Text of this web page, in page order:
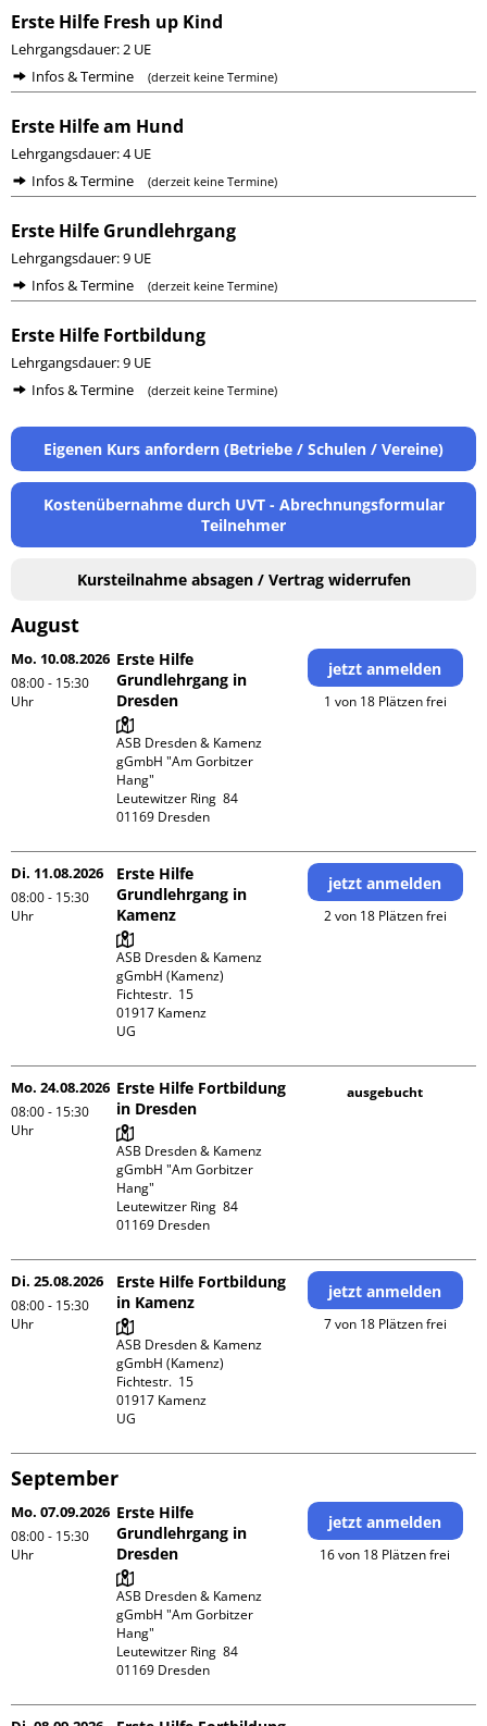
Erste Hilfe Fresh up Kind
Lehrgangsdauer: 2 UE
Infos & Termine
(derzeit keine Termine)
Erste Hilfe am Hund
Lehrgangsdauer: 4 UE
Infos & Termine
(derzeit keine Termine)
Erste Hilfe Grundlehrgang
Lehrgangsdauer: 9 UE
Infos & Termine
(derzeit keine Termine)
Erste Hilfe Fortbildung
Lehrgangsdauer: 9 UE
Infos & Termine
(derzeit keine Termine)
Eigenen Kurs anfordern (Betriebe / Schulen / Vereine)
Kostenübernahme durch UVT - Abrechnungsformular
Teilnehmer
Kursteilnahme absagen / Vertrag widerrufen
August
Mo. 10.08.2026
08:00 - 15:30
Uhr
Erste Hilfe
Grundlehrgang in
Dresden
ASB Dresden & Kamenz
gGmbH "Am Gorbitzer
Hang"
Leutewitzer Ring  84
jetzt anmelden
1 von 18 Plätzen frei
Di. 11.08.2026
08:00 - 15:30
Uhr
Erste Hilfe
Grundlehrgang in
Kamenz
ASB Dresden & Kamenz
gGmbH (Kamenz)
Fichtestr.  15
01917 Kamenz
UG
jetzt anmelden
2 von 18 Plätzen frei
Mo. 24.08.2026
08:00 - 15:30
Uhr
Erste Hilfe Fortbildung
in Dresden
ASB Dresden & Kamenz
gGmbH "Am Gorbitzer
Hang"
Leutewitzer Ring  84
ausgebucht
Di. 25.08.2026
08:00 - 15:30
Uhr
Erste Hilfe Fortbildung
in Kamenz
ASB Dresden & Kamenz
gGmbH (Kamenz)
Fichtestr.  15
01917 Kamenz
UG
jetzt anmelden
7 von 18 Plätzen frei
September
Mo. 07.09.2026
08:00 - 15:30
Uhr
Erste Hilfe
Grundlehrgang in
Dresden
ASB Dresden & Kamenz
gGmbH "Am Gorbitzer
Hang"
Leutewitzer Ring  84
jetzt anmelden
16 von 18 Plätzen frei